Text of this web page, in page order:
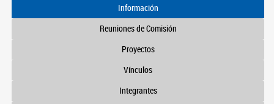
Información
Reuniones de Comisión
Proyectos
Vínculos
Integrantes